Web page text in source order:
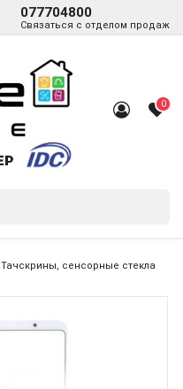
077704800
Связаться с отделом продаж
0
Тачскрины, сенсорные стекла